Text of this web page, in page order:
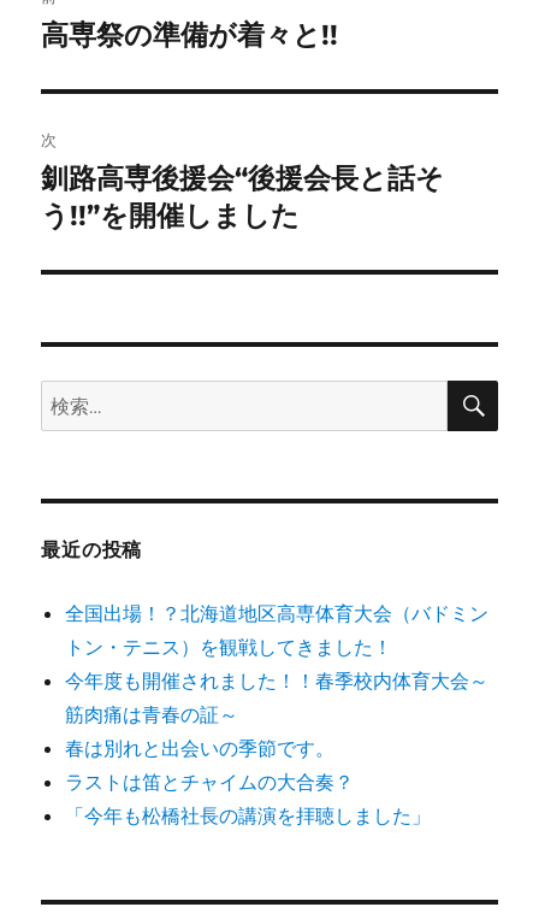
稿
ビ
ゲ
ー
シ
ン
前
投
稿:
高専祭の準備が着々と!!
次
次
の
稿:
釧路高専後援会“後援会長と話そ
う!!”を開催しました
検
索:
検
最近の投稿
全国出場！？北海道地区高専体育大会（バドミン
トン・テニス）を観戦してきました！
今年度も開催されました！！春季校内体育大会～
筋肉痛は青春の証～
春は別れと出会いの季節です。
ラストは笛とチャイムの大合奏？
「今年も松橋社長の講演を拝聴しました」